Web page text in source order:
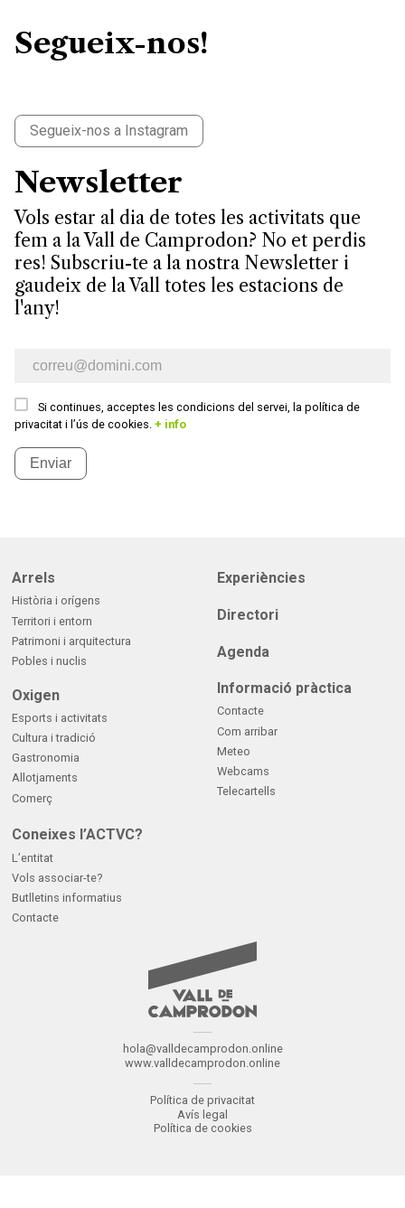
Segueix-nos!
Segueix-nos a Instagram
Newsletter
Vols estar al dia de totes les activitats que
fem a la Vall de Camprodon? No et perdis
res! Subscriu-te a la nostra Newsletter i
gaudeix de la Vall totes les estacions de
l'any!
E-mail newsletter
Si continues, acceptes les condicions del servei, la política de
privacitat i l’ús de cookies. + info
Enviar
hola@valldecamprodon.online
www.valldecamprodon.online
Política de privacitat
Avís legal
Política de cookies
Arrels
Història i orígens
Territori i entorn
Patrimoni i arquitectura
Pobles i nuclis
Oxigen
Esports i activitats
Cultura i tradició
Gastronomia
Allotjaments
Comerç
Experiències
Directori
Agenda
Informació pràctica
Contacte
Com arribar
Meteo
Webcams
Telecartells
Coneixes l’ACTVC?
L’entitat
Vols associar-te?
Butlletins informatius
Contacte